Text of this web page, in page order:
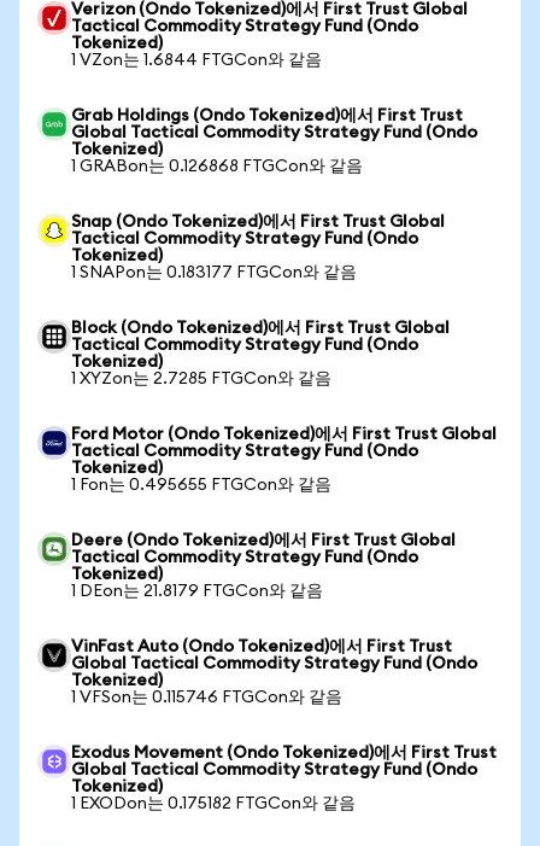
Verizon (Ondo Tokenized)에서 First Trust Global
Tactical Commodity Strategy Fund (Ondo
Tokenized)
1 VZon는 1.6844 FTGCon와 같음
Grab Holdings (Ondo Tokenized)에서 First Trust
Global Tactical Commodity Strategy Fund (Ondo
Tokenized)
1 GRABon는 0.126868 FTGCon와 같음
Snap (Ondo Tokenized)에서 First Trust Global
Tactical Commodity Strategy Fund (Ondo
Tokenized)
1 SNAPon는 0.183177 FTGCon와 같음
Block (Ondo Tokenized)에서 First Trust Global
Tactical Commodity Strategy Fund (Ondo
Tokenized)
1 XYZon는 2.7285 FTGCon와 같음
Ford Motor (Ondo Tokenized)에서 First Trust Global
Tactical Commodity Strategy Fund (Ondo
Tokenized)
1 Fon는 0.495655 FTGCon와 같음
Deere (Ondo Tokenized)에서 First Trust Global
Tactical Commodity Strategy Fund (Ondo
Tokenized)
1 DEon는 21.8179 FTGCon와 같음
VinFast Auto (Ondo Tokenized)에서 First Trust
Global Tactical Commodity Strategy Fund (Ondo
Tokenized)
1 VFSon는 0.115746 FTGCon와 같음
Exodus Movement (Ondo Tokenized)에서 First Trust
Global Tactical Commodity Strategy Fund (Ondo
Tokenized)
1 EXODon는 0.175182 FTGCon와 같음